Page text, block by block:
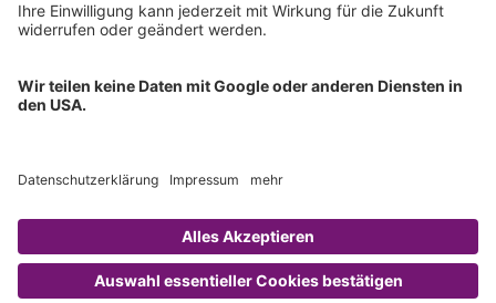
ISO 9001 Zertifikat